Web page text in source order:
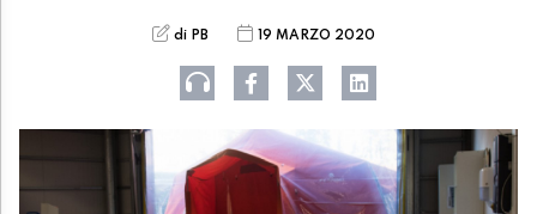
di PB 19 MARZO 2020